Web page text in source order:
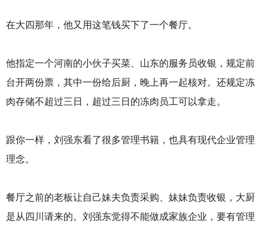
在大四那年，他又用这笔钱买下了一个餐厅。
他指定一个河南的小伙子买菜、山东的服务员收银，规定前
台开两份票，其中一份给后厨，晚上再一起核对。还规定冻
肉存储不超过三日，超过三日的冻肉员工可以拿走。
跟你一样，刘强东看了很多管理书籍，也具有现代企业管理
理念。
餐厅之前的老板让自己妹夫负责采购、妹妹负责收银，大厨
是从四川请来的。刘强东觉得不能做成家族企业，要有管理